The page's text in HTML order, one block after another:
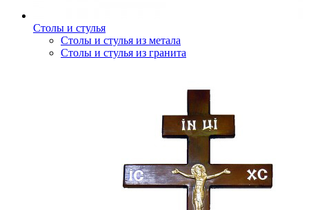
Столы и стулья
Столы и стулья из метала
Столы и стулья из гранита